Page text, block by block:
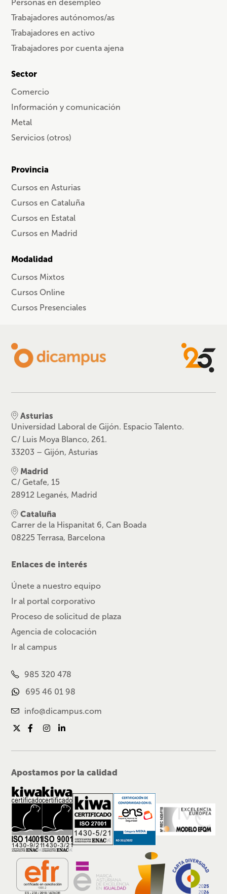
Personas en desempleo
Trabajadores autónomos/as
Trabajadores en activo
Trabajadores por cuenta ajena
Sector
Comercio
Información y comunicación
Metal
Servicios (otros)
Provincia
Cursos en Asturias
Cursos en Cataluña
Cursos en Estatal
Cursos en Madrid
Modalidad
Cursos Mixtos
Cursos Online
Cursos Presenciales
Asturias
Universidad Laboral de Gijón. Espacio Talento.
C/ Luis Moya Blanco, 261.
33203 – Gijón, Asturias
Madrid
C/ Getafe, 15
28912 Leganés, Madrid
Cataluña
Carrer de la Hispanitat 6, Can Boada
08225 Terrasa, Barcelona
Enlaces de interés
Únete a nuestro equipo
Ir al portal corporativo
Proceso de solicitud de plaza
Agencia de colocación
Ir al campus
985 320 478
695 46 01 98
info@dicampus.com
Apostamos por la calidad